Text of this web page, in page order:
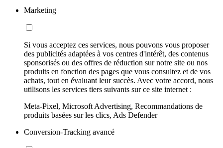
Marketing
Si vous acceptez ces services, nous pouvons vous proposer
des publicités adaptées à vos centres d'intérêt, des contenus
sponsorisés ou des offres de réduction sur notre site ou nos
produits en fonction des pages que vous consultez et de vos
achats, tout en évaluant leur succès. Avec votre accord, nous
utilisons les services tiers suivants sur ce site internet :
Meta-Pixel, Microsoft Advertising, Recommandations de
produits basées sur les clics, Ads Defender
Conversion-Tracking avancé